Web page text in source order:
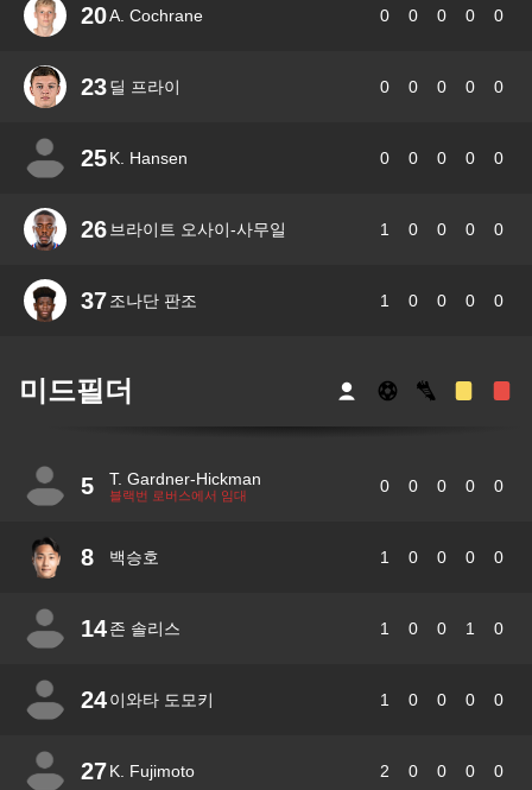
20A. Cochrane 0 0 0 0 0
23딜 프라이 0 0 0 0 0
25K. Hansen 0 0 0 0 0
26 브라이트 오사이-사무일 1 0 0 0 0
37조나단 판조 1 0 0 0 0
미드필더
5 T. Gardner-Hickman
블랙번 로버스에서 임대 0 0 0 0 0
8 백승호 1 0 0 0 0
14존 솔리스 1 0 0 1 0
24이와타 도모키 1 0 0 0 0
27K. Fujimoto 2 0 0 0 0